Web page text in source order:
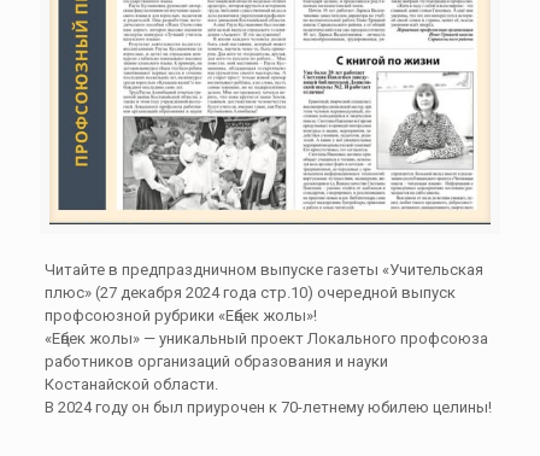
Читайте в предпраздничном выпуске газеты «Учительская
плюс» (27 декабря 2024 года стр.10) очередной выпуск
профсоюзной рубрики «Еңбек жолы»!
«Еңбек жолы» — уникальный проект Локального профсоюза
работников организаций образования и науки
Костанайской области.
В 2024 году он был приурочен к 70-летнему юбилею целины!